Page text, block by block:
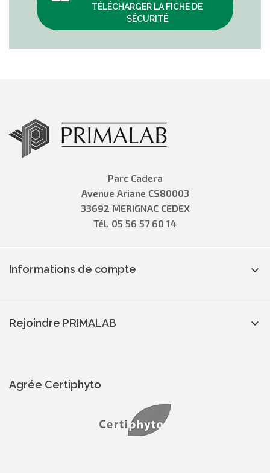
TÉLÉCHARGER LA FICHE DE
SÉCURITÉ
Parc Cadera
Avenue Ariane CS80003
33692 MERIGNAC CEDEX
Tél. 05 56 57 60 14
Informations de compte 
Rejoindre PRIMALAB 
Agrée Certiphyto